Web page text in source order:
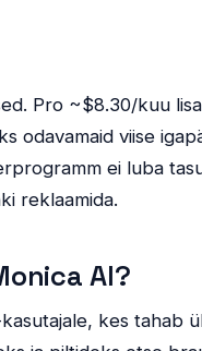
Pro ~$8.30/kuu
odavamaid viise
ei luba
reklaamida.
AI?
kes tahab